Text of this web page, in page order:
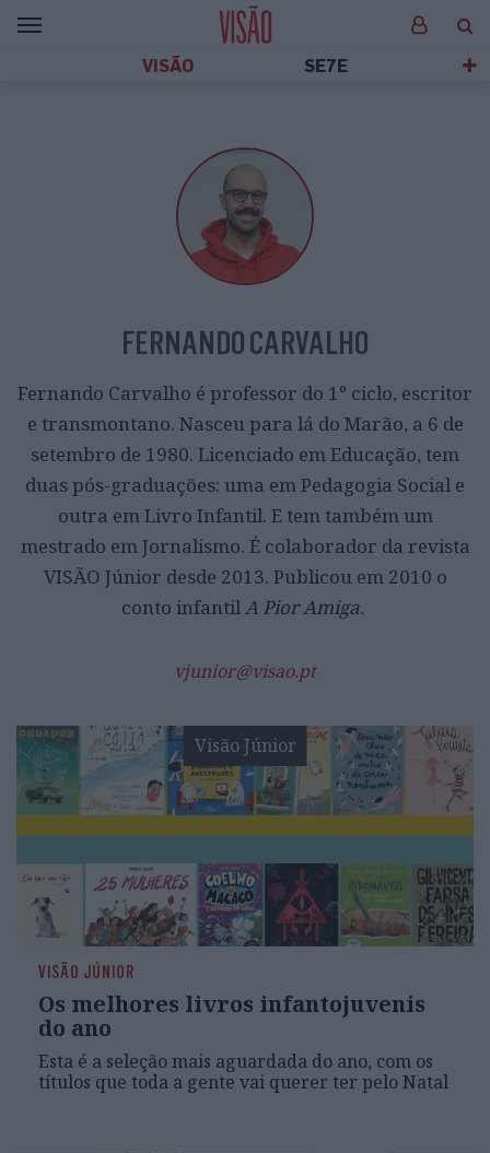
VISÃO SE7E
FERNANDO CARVALHO
Fernando Carvalho é professor do 1º ciclo, escritor
e transmontano. Nasceu para lá do Marão, a 6 de
setembro de 1980. Licenciado em Educação, tem
duas pós-graduações: uma em Pedagogia Social e
outra em Livro Infantil. E tem também um
mestrado em Jornalismo. É colaborador da revista
VISÃO Júnior desde 2013. Publicou em 2010 o
conto infantilA Pior Amiga.
vjunior@visao.pt
Visão Júnior
VISÃO JÚNIOR
Os melhores livros infantojuvenis
do ano
Esta é a seleção mais aguardada do ano, com os
títulos que toda a gente vai querer ter pelo Natal